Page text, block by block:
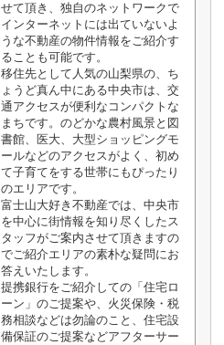
せて頂き、独自のネットワークで
インターネットには出ていないよ
うな不動産の物件情報をご紹介す
ることも可能です。
移住先として人気の山梨県の、ち
ょうど真ん中にある中央市は、交
通アクセスが便利なコンパクトな
まちです。のどかな農村風景と図
書館、医大、大型ショッピングモ
ールなどのアクセスがよく、初め
て子育てをする世帯にもぴったり
のエリアです。
富士山大好き不動産では、中央市
を中心に街情報を知り尽くしたス
タッフがご案内させて頂きますの
でご紹介エリアの素朴な疑問にお
答えいたします。
提携銀行をご紹介しての「住宅ロ
ーン」のご提案や、火災保険・税
務相談などは勿論のこと、住宅設
備保証のご提案などアフターサー